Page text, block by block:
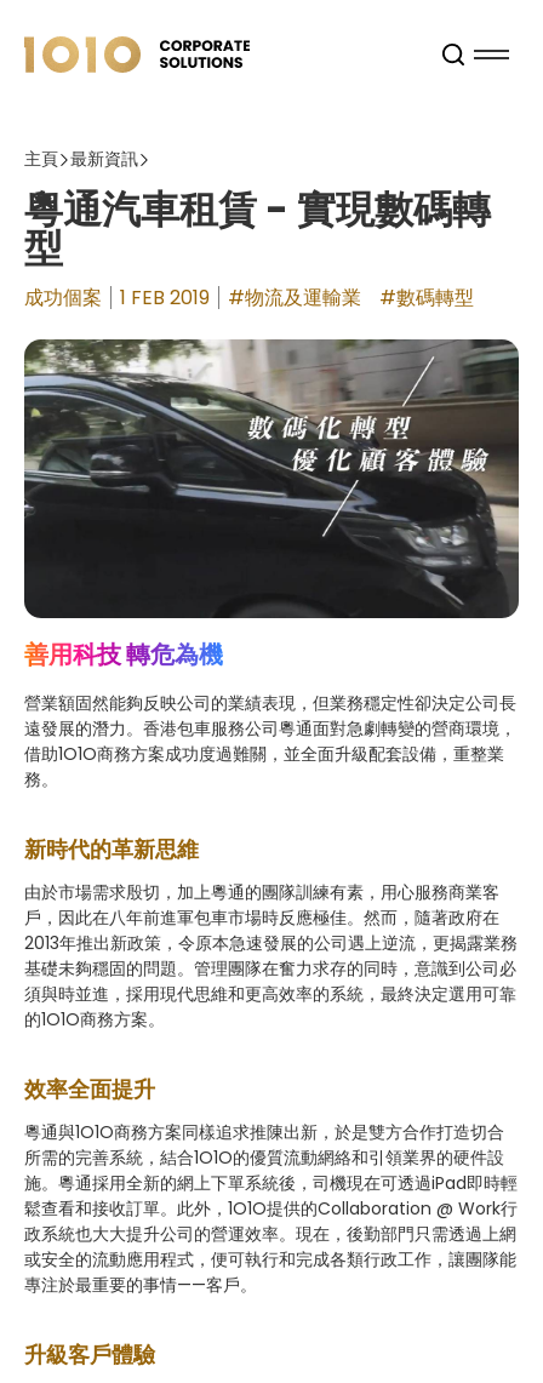
主頁 最新資訊
粵通汽車租賃 - 實現數碼轉
型
成功個案 1 FEB 2019 #物流及運輸業 #數碼轉型
善用科技 轉危為機
營業額固然能夠反映公司的業績表現，但業務穩定性卻決定公司長
遠發展的潛力。香港包車服務公司粵通面對急劇轉變的營商環境，
借助1O1O商務方案成功度過難關，並全面升級配套設備，重整業
務。
新時代的革新思維
由於市場需求殷切，加上粵通的團隊訓練有素，用心服務商業客
戶，因此在八年前進軍包車市場時反應極佳。然而，隨著政府在
2013年推出新政策，令原本急速發展的公司遇上逆流，更揭露業務
基礎未夠穩固的問題。管理團隊在奮力求存的同時，意識到公司必
須與時並進，採用現代思維和更高效率的系統，最終決定選用可靠
的1O1O商務方案。
效率全面提升
粵通與1O1O商務方案同樣追求推陳出新，於是雙方合作打造切合
所需的完善系統，結合1O1O的優質流動網絡和引領業界的硬件設
施。粵通採用全新的網上下單系統後，司機現在可透過iPad即時輕
鬆查看和接收訂單。此外，1O1O提供的Collaboration @ Work行
政系統也大大提升公司的營運效率。現在，後勤部門只需透過上網
或安全的流動應用程式，便可執行和完成各類行政工作，讓團隊能
專注於最重要的事情——客戶。
升級客戶體驗